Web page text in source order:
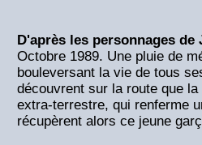
D'après les personnages
Octobre 1989. Une pluie de
bouleversant la vie de tous
découvrent sur la route que
extra-terrestre, qui renferme
récupèrent alors ce jeune